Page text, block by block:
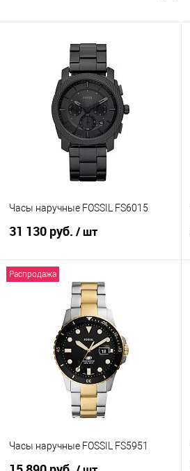
Часы наручные FOSSIL FS6015
31 130 руб. / шт
В корзину
Купить в 1 клик
К сравнению
В избранное
В наличии
Распродажа
Часы наручные FOSSIL FS5951